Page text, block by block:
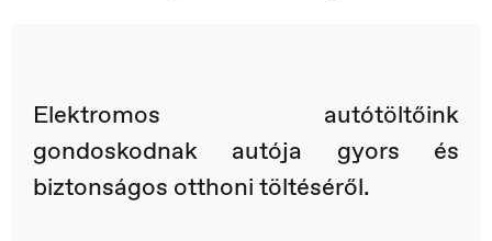
Elektromos autótöltőink
gondoskodnak autója gyors és
biztonságos otthoni töltéséről.